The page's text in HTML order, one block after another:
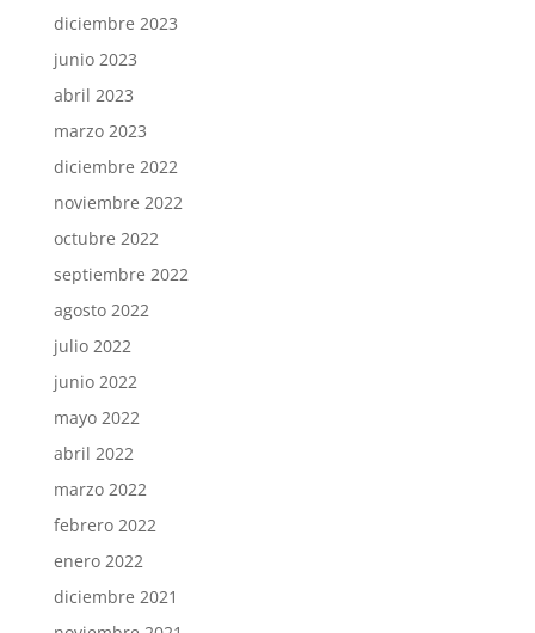
diciembre 2023
junio 2023
abril 2023
marzo 2023
diciembre 2022
noviembre 2022
octubre 2022
septiembre 2022
agosto 2022
julio 2022
junio 2022
mayo 2022
abril 2022
marzo 2022
febrero 2022
enero 2022
diciembre 2021